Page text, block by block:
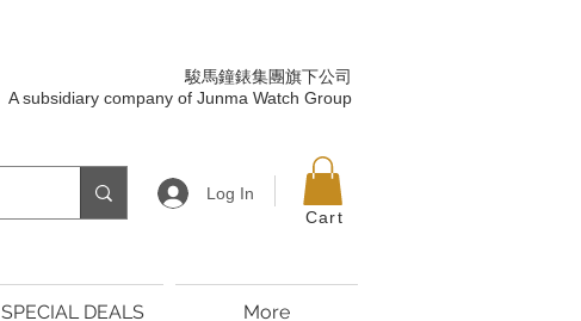
駿馬鐘錶集團旗下公司
A subsidiary company of Junma Watch Group
Log In
Cart
SPECIAL DEALS More